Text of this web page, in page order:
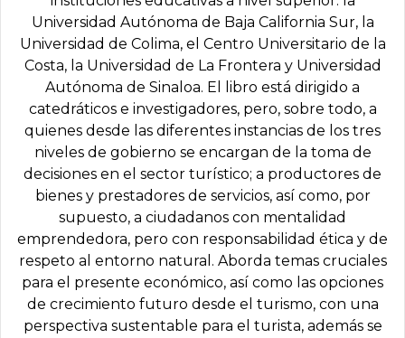
Universidad Autónoma de Baja California Sur, la
Universidad de Colima, el Centro Universitario de la
Costa, la Universidad de La Frontera y Universidad
Autónoma de Sinaloa. El libro está dirigido a
catedráticos e investigadores, pero, sobre todo, a
quienes desde las diferentes instancias de los tres
niveles de gobierno se encargan de la toma de
decisiones en el sector turístico; a productores de
bienes y prestadores de servicios, así como, por
supuesto, a ciudadanos con mentalidad
emprendedora, pero con responsabilidad ética y de
respeto al entorno natural. Aborda temas cruciales
para el presente económico, así como las opciones
de crecimiento futuro desde el turismo, con una
perspectiva sustentable para el turista, además se